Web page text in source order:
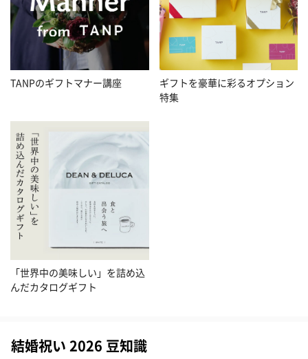
TANPのギフトマナー講座
ギフトを豪華に彩るオプション
特集
「世界中の美味しい」を詰め込
んだカタログギフト
結婚祝い 2026 豆知識